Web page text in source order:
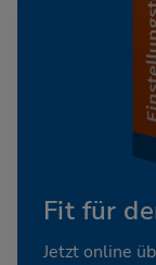
Fit für
Jetzt online